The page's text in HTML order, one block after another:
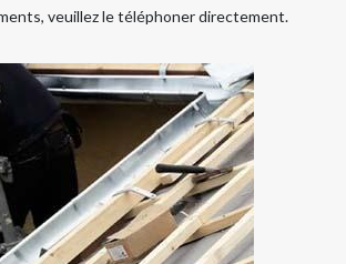
veuillez le téléphoner directement.